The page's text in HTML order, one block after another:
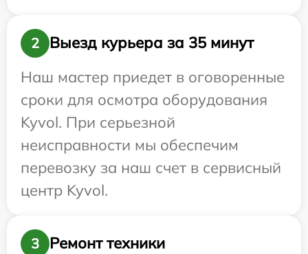
2
Выезд курьера за 35 минут
Наш мастер приедет в оговоренные
сроки для осмотра оборудования
Kyvol. При серьезной
неисправности мы обеспечим
перевозку за наш счет в сервисный
центр Kyvol.
3
Ремонт техники